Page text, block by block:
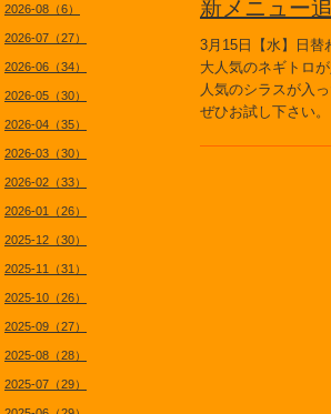
新メニュー
3月15日【水】日替
大人気のネギトロ
人気のシラスが入
ぜひお試し下さい。
2026-08（6）
2026-07（27）
2026-06（34）
2026-05（30）
2026-04（35）
2026-03（30）
2026-02（33）
2026-01（26）
2025-12（30）
2025-11（31）
2025-10（26）
2025-09（27）
2025-08（28）
2025-07（29）